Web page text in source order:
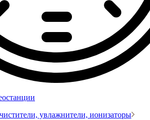
увлажнители, ионизаторы